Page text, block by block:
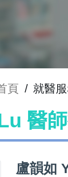
頁 / 就醫
醫
盧韻如